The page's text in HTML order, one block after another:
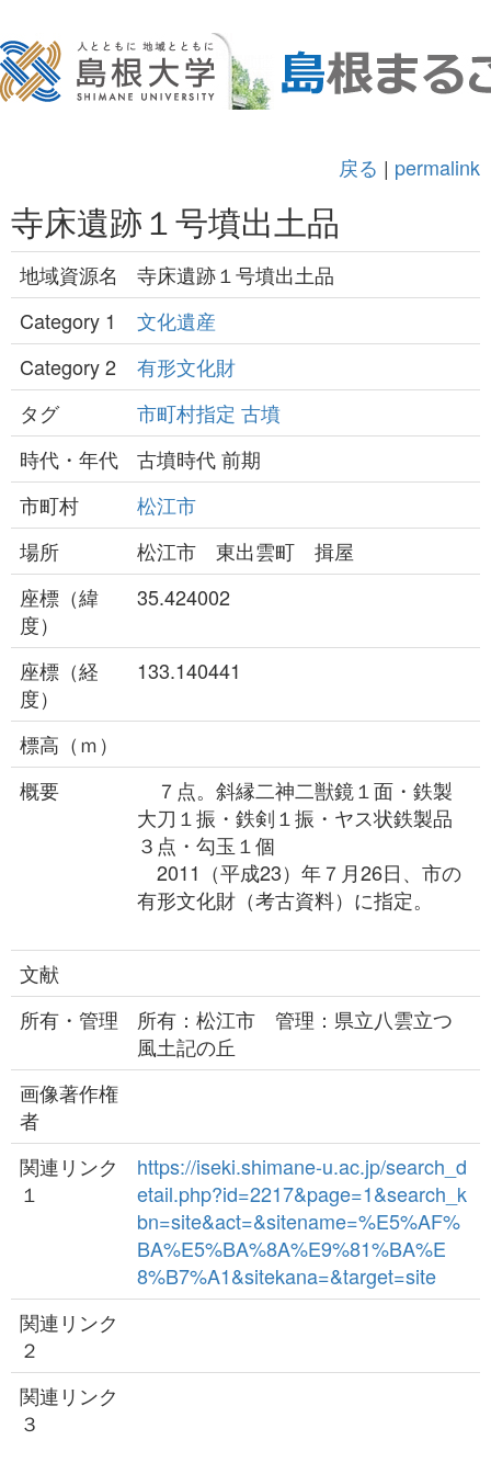
戻る | permalink
寺床遺跡１号墳出土品
地域資源名
寺床遺跡１号墳出土品
Category 1
文化遺産
Category 2
有形文化財
タグ
市町村指定 古墳
時代・年代
古墳時代 前期
市町村
松江市
場所
松江市 東出雲町 揖屋
座標（緯
度）
35.424002
座標（経
度）
133.140441
標高（ｍ）
概要
７点。斜縁二神二獣鏡１面・鉄製
大刀１振・鉄剣１振・ヤス状鉄製品
３点・勾玉１個
2011（平成23）年７月26日、市の
有形文化財（考古資料）に指定。
文献
所有・管理
所有：松江市 管理：県立八雲立つ
風土記の丘
画像著作権
者
関連リンク
１
https://iseki.shimane-u.ac.jp/search_d
etail.php?id=2217&page=1&search_k
bn=site&act=&sitename=%E5%AF%
BA%E5%BA%8A%E9%81%BA%E
8%B7%A1&sitekana=&target=site
関連リンク
２
関連リンク
３